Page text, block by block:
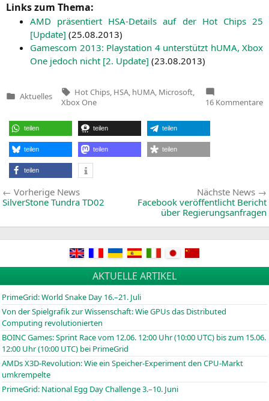
Links zum Thema:
AMD prä­sen­tiert HSA-Details auf der Hot Chips 25
[Update] (25.08.2013)
Games­com 2013: Play­sta­ti­on 4 unter­stützt hUMA, Xbox
One jedoch nicht [2. Update] (23.08.2013)
Veröffentlicht
Aktuelles
Tags:
Hot Chips HSA hUMA Microsoft
Xbox One
16 Kommentare
teilen teilen teilen
teilen teilen teilen
teilen
Beitragsnavigation
Vorherige NewsVorherige
News:
SilverStone Tundra TD02
Nächste News
Facebook veröffentlicht Bericht
über Regierungsanfragen
AKTUELLE ARTIKEL
PrimeGrid: World Snake Day 16.–21. Juli
Von der Spielgrafik zur Wissenschaft: Wie GPUs das Distributed
Computing revolutionierten
BOINCGames: Sprint Race vom 12.06. 12:00 Uhr (10:00 UTC) bis zum 15.06.
12:00 Uhr (10:00 UTC) bei PrimeGrid
AMDs X3D-Revolution: Wie ein Speicher-Experiment den CPU-Markt
umkrempelte
PrimeGrid: National Egg Day Challenge 3.–10. Juni